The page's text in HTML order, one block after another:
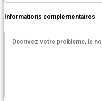
Informations complémentaires